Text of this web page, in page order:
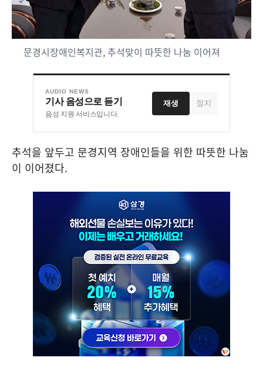
문경시장애인복지관, 추석맞이 따뜻한 나눔 이어져
AUDIO NEWS
기사 음성으로 듣기
음성 지원 서비스입니다.
재생 정지
추석을 앞두고 문경지역 장애인들을 위한 따뜻한 나눔
이 이어졌다.